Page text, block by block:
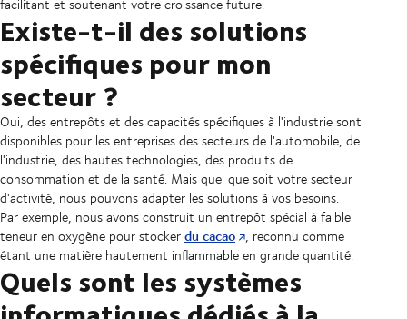
facilitant et soutenant votre croissance future.
Existe-t-il des solutions
spécifiques pour mon
secteur ?
Oui, des entrepôts et des capacités spécifiques à l'industrie sont
disponibles pour les entreprises des secteurs de l'automobile, de
l'industrie, des hautes technologies, des produits de
consommation et de la santé. Mais quel que soit votre secteur
d'activité, nous pouvons adapter les solutions à vos besoins.
Par exemple, nous avons construit un entrepôt spécial à faible
teneur en oxygène pour stockerdu cacao , reconnu comme
étant une matière hautement inflammable en grande quantité.
Quels sont les systèmes